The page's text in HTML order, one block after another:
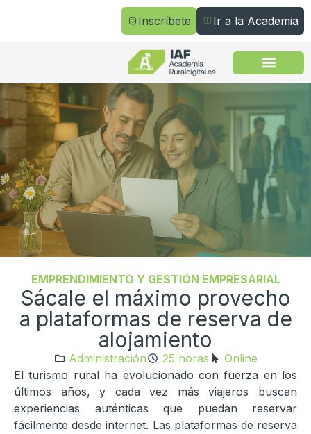
Inscríbete Ir a la Academia
EMPRENDIMIENTO Y GESTIÓN EMPRESARIAL
Sácale el máximo provecho
a plataformas de reserva de
alojamiento
Administración 25 horas
Online
El turismo rural ha evolucionado con fuerza en los
últimos años, y cada vez más viajeros buscan
experiencias auténticas que puedan reservar
fácilmente desde internet. Las plataformas de reserva